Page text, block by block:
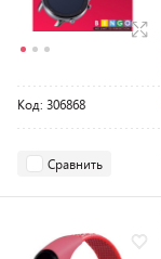
Код: 306868
Сравнить